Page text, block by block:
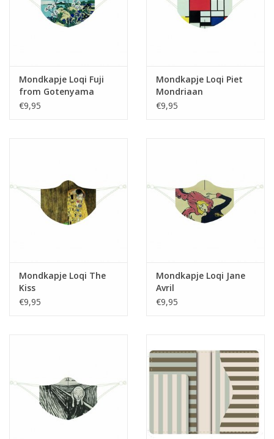
Mondkapje Loqi Fuji
from Gotenyama
€9,95
Mondkapje Loqi Piet
Mondriaan
€9,95
Mondkapje Loqi The
Kiss
€9,95
Mondkapje Loqi Jane
Avril
€9,95